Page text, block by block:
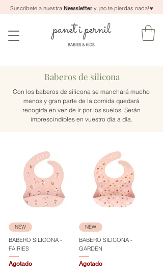
Suscríbete a nuestra Newslettery ¡no te pierdas nada!♥
Baberos de silicona
Con los baberos de silicona se manchará mucho
menos y gran parte de la comida quedará
recogida en vez de ir por los suelos. Serán
imprescindibles en vuestro día a día.
NEW
BABERO SILICONA -
FAIRIES
Agotado
NEW
BABERO SILICONA -
GARDEN
Agotado